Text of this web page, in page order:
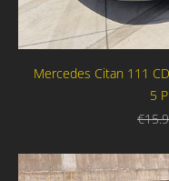
Mercedes Citan 111
5